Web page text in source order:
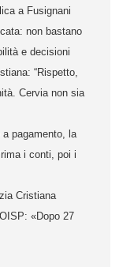
a Fusignani
non bastano
e decisioni
“Rispetto,
Cervia non sia
a pagamento, la
i conti, poi i
Cristiana
«Dopo 27